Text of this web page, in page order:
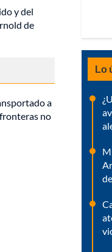
y del
de
a
no
Lo